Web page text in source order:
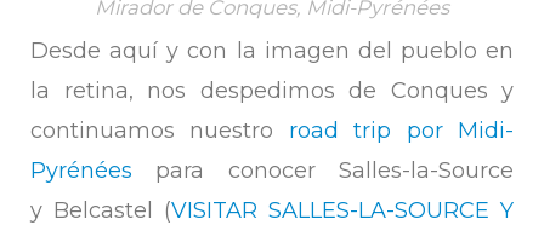
Mirador de Conques, Midi-Pyrénées
Desde aquí y con la imagen del pueblo en
la retina, nos despedimos de Conques y
continuamos nuestro road trip por Midi-
Pyrénées para conocer Salles-la-Source
y Belcastel (VISITAR SALLES-LA-SOURCE Y